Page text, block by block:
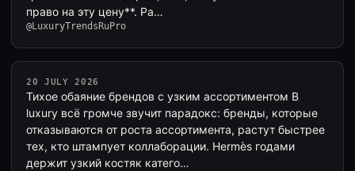
право на эту цену**. Ра…
@LuxuryTrendsRuPro
20 JULY 2026
Тихое обаяние брендов с узким ассортиментом В
luxury всё громче звучит парадокс: бренды, которые
отказываются от роста ассортимента, растут быстрее
тех, кто штампует коллаборации. Hermès годами
держит узкий костяк катего…